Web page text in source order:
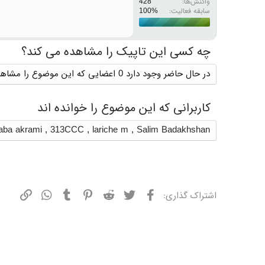
سابقه فعالیت:
چه کسی این تاپیک را مشاهده می کند؟
در حال حاضر وجود دارد 0 اعضایی که این موضوع را مشاهده می کنند
کاربرانی که این موضوع را خوانده اند
Salim Badakhshan
,
lariche m
,
313CCC
,
akrami
اشتراک گذاری: فیسبوکتوییتر ردیت پینترستتامبلر واتسپ